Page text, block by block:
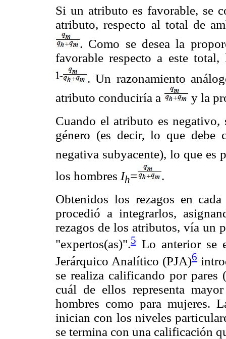
Si un atributo es favorable, se
atributo, respecto al total de
. Como se desea la
favorable respecto a este
. Un razonamiento
atributo conduciría a
y la
Cuando el atributo es
género (es decir, lo que debe
negativa subyacente), lo que es
los hombres Ih=
.
Obtenidos los rezagos en
procedió a integrarlos,
rezagos de los atributos, vía un
"expertos(as)".5 Lo anterior se
Jerárquico Analítico (PJA)6
se realiza calificando por
cuál de ellos representa
hombres como para mujeres.
inician con los niveles
se termina con una calificación